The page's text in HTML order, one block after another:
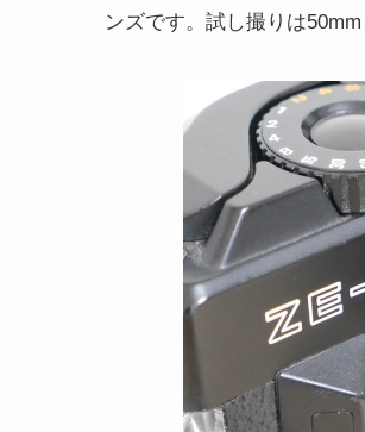
ンズです。試し撮りは